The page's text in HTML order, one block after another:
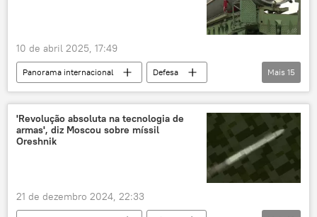
10 de abril 2025, 17:49
Panorama internacional
Defesa
Donald Trump
Estados Unidos
Irã
China
Bavar 373
Coreia do Norte
Oreshnik
Avangard
Mais 15
'Revolução absoluta na tecnologia de
armas', diz Moscou sobre míssil
Oreshnik
21 de dezembro 2024, 22:33